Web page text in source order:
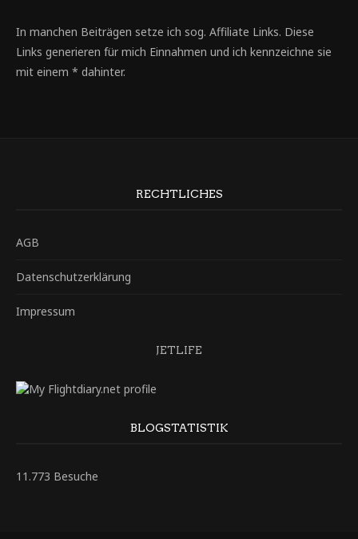
In manchen Beiträgen setze ich sog. Affiliate Links. Diese
Links generieren für mich Einnahmen und ich kennzeichne sie
mit einem * dahinter.
RECHTLICHES
AGB
Datenschutzerklärung
Impressum
JETLIFE
BLOGSTATISTIK
11.773 Besuche